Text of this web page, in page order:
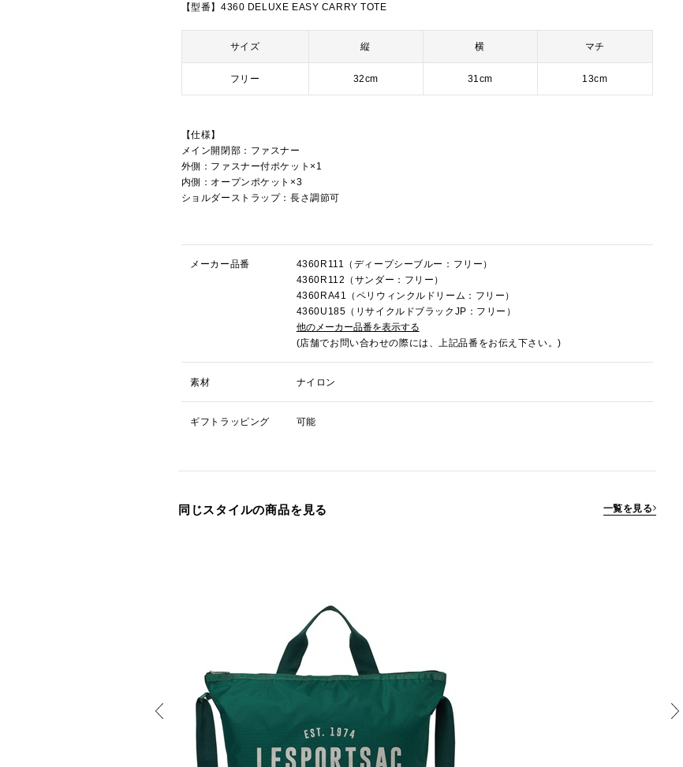
【型番】4360 DELUXE EASY CARRY TOTE
サイズ 縦 横 マチ
フリー 32cm 31cm 13cm
【仕様】
メイン開閉部：ファスナー
外側：ファスナー付ポケット×1
内側：オープンポケット×3
ショルダーストラップ：長さ調節可
メーカー品番
4360R111（ディープシーブルー：フリー）
4360R112（サンダー：フリー）
4360RA41（ペリウィンクルドリーム：フリー）
4360U185（リサイクルドブラックJP：フリー）
他のメーカー品番を表示する
(店舗でお問い合わせの際には、上記品番をお伝え下さい。)
素材 ナイロン
ギフトラッピング 可能
同じスタイルの商品を見る 一覧を見る